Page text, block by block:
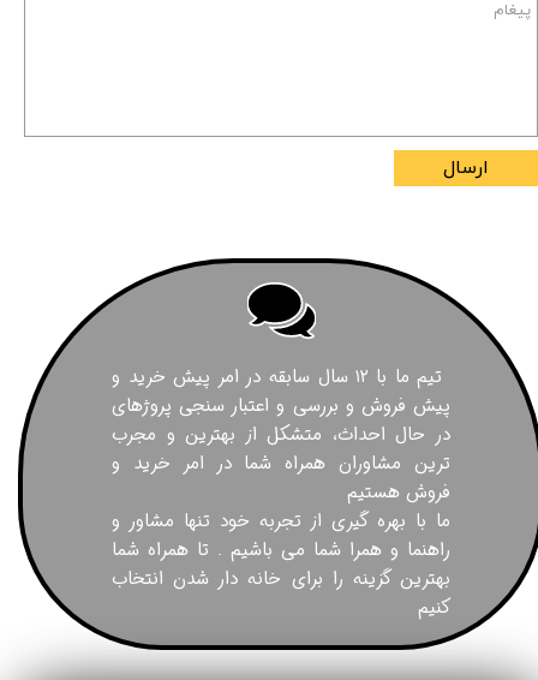
ارسال
تیم ما با ۱۲ سال سابقه در امر پیش خرید و
پیش فروش و بررسی و اعتبار سنجی پروژهای
در حال احداث، متشکل از بهترین و مجرب
ترین مشاوران همراه شما در امر خرید و
فروش هستیم
ما با بهره گیری از تجربه خود تنها مشاور و
راهنما و همرا شما می باشیم . تا همراه شما
بهترین گزینه را برای خانه دار شدن انتخاب
کنیم